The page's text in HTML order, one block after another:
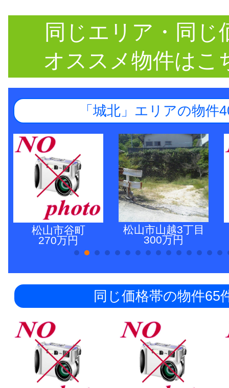
同じエリア・同じ
オススメ物件はこ
「城北」エリアの物件
松山市谷町
270万円
松山市山越3丁目
300万円
同じ価格帯の物件65